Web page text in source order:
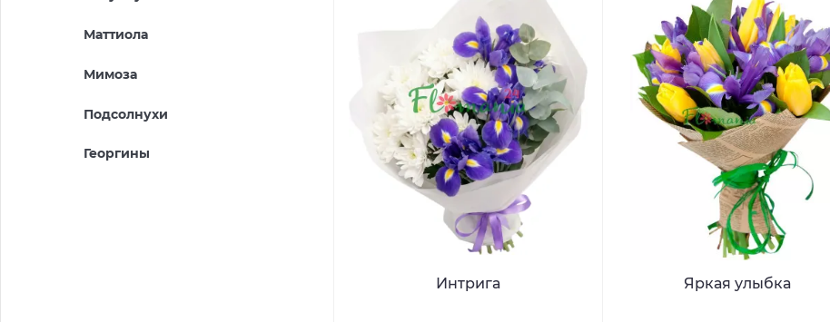
Маттиола
Мимоза
Подсолнухи
Георгины
Интрига Яркая улыбка